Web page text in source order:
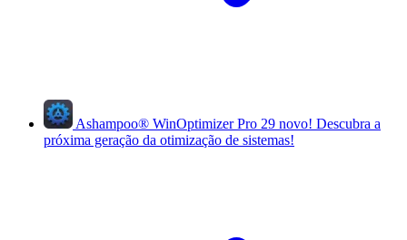
Ashampoo® WinOptimizer Pro 29 novo! Descubra a
próxima geração da otimização de sistemas!